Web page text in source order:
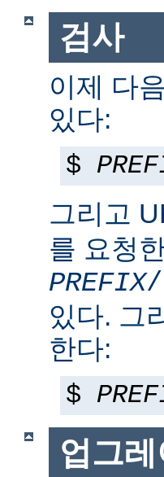
검사
이제 다
있다:
$
그리고
를 요청
PREFIX/
있다. 그
한다:
$
업그